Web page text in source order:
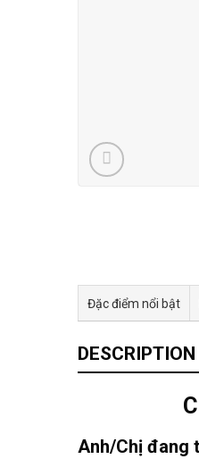
Đặc điểm nổi bật
DESCRIPTION
Anh/Chị đang